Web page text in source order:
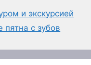
и экскурсией
пятна с зубов